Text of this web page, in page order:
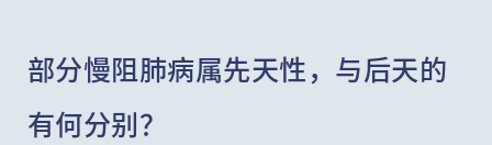
部分慢阻肺病属先天性，与后天的
有何分别？